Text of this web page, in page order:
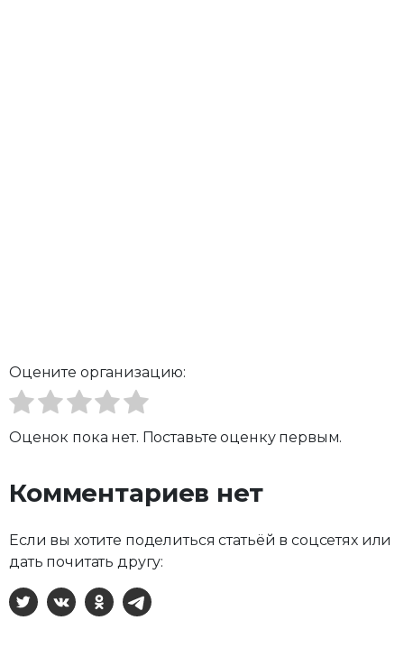
Оцените организацию:
Оценок пока нет. Поставьте оценку первым.
Комментариев нет
Если вы хотите поделиться статьёй в соцсетях или
дать почитать другу:
X ВКонтактеОдноклассники
Telegram